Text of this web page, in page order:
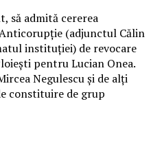
să admită cererea
(adjunctul Călin
instituţiei) de revocare
pentru Lucian Onea.
Negulescu şi de alţi
constituire de grup